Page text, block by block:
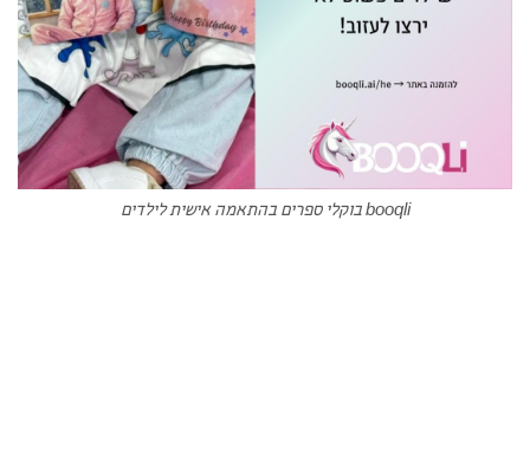
booqli בוקלי ספרים בהתאמה אישית לילדים